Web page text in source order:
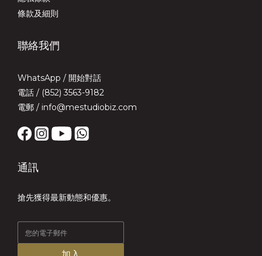
條款及細則
聯絡我們
WhatsApp / 開始對話
電話 / (852) 3563-9182
電郵 / info@mestudiobiz.com
通訊
搶先獲得最新動態和優惠。